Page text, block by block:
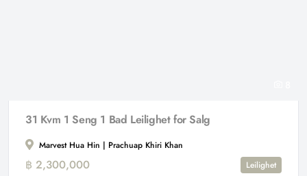
31 Kvm 1 Seng 1 Bad Leilighet for Salg
Marvest Hua Hin | Prachuap Khiri Khan
฿ 2,300,000
Leilighet